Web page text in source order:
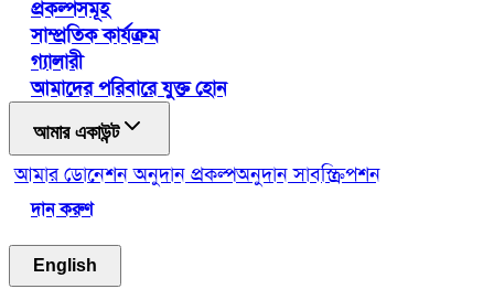
প্রকল্পসমূহ
সাম্প্রতিক কার্যক্রম
গ্যালারী
আমাদের পরিবারে যুক্ত হোন
আমার একাউন্ট
আমার ডোনেশনঅনুদান প্রকল্পঅনুদান সাবস্ক্রিপশন
দান করুণ
English